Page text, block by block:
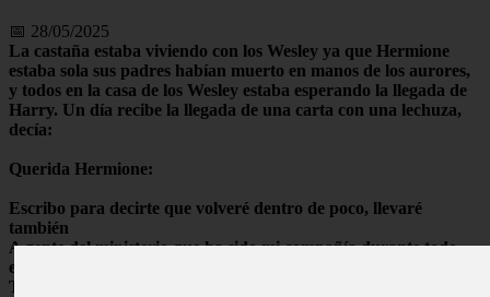
📅 28/05/2025
La castaña estaba viviendo con los Wesley ya que Hermione
estaba sola sus padres habían muerto en manos de los aurores,
y todos en la casa de los Wesley estaba esperando la llegada de
Harry. Un día recibe la llegada de una carta con una lechuza,
decía:
Querida Hermione:
Escribo para decirte que volveré dentro de poco, llevaré
también
A gente del ministerio que ha sido mi compañía durante todo
este
Tiempo. Hoz echo mucho de menos a todos. Besos para todos.